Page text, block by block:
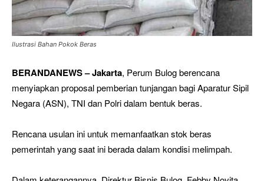
Ilustrasi Bahan Pokok Beras
BERANDANEWS – Jakarta, Perum Bulog berencana
menyiapkan proposal pemberian tunjangan bagi Aparatur Sipil
Negara (ASN), TNI dan Polri dalam bentuk beras.
Rencana usulan ini untuk memanfaatkan stok beras
pemerintah yang saat ini berada dalam kondisi melimpah.